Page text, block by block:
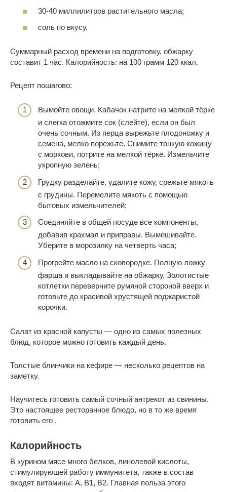
30-40 миллилитров растительного масла;
соль по вкусу.
Суммарный расход времени на подготовку, обжарку
составит 1 час. Калорийность: на 100 грамм 120 ккал.
Рецепт пошагово:
Вымойте овощи. Кабачок натрите на мелкой тёрке
и слегка отожмите сок (слейте), если он был
очень сочным. Из перца вырежьте плодоножку и
семена, мелко порежьте. Снимите тонкую кожицу
с моркови, потрите на мелкой тёрке. Измельчите
укропную зелень;
Грудку разделайте, удалите кожу, срежьте мякоть
с грудины. Перемелите мякоть с помощью
бытовых измельчителей;
Соединяйте в общей посуде все компоненты,
добавив крахмал и приправы. Вымешивайте.
Уберите в морозилку на четверть часа;
Прогрейте масло на сковородке. Полную ложку
фарша и выкладывайте на обжарку. Золотистые
котлетки переверните румяной стороной вверх и
готовьте до красивой хрустящей поджаристой
корочки.
Салат из красной капусты — одно из самых полезных
блюд, которое можно готовить каждый день.
Толстые блинчики на кефире — несколько рецептов на
заметку.
Научитесь готовить самый сочный антрекот из свинины.
Это настоящее ресторанное блюдо, но в то же время
готовить его .
Калорийность
В курином мясе много белков, линолевой кислоты,
стимулирующей работу иммунитета, также в состав
входят витамины: А, В1, В2. Главная польза этого